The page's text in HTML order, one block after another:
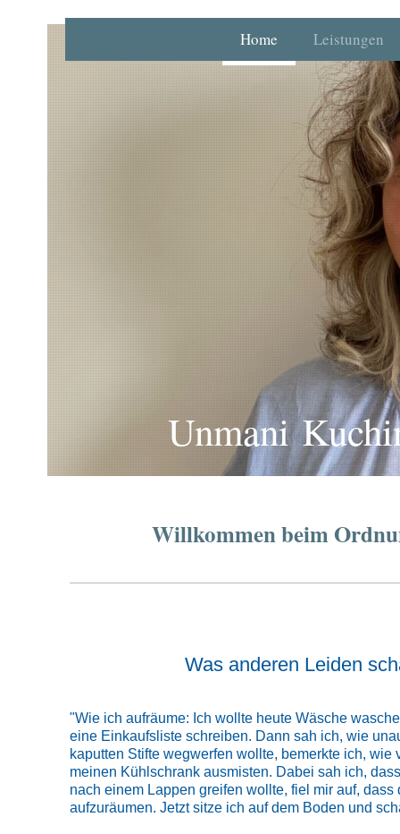
Home Leistungen
Unmani
Willkommen beim
Was anderen Leiden
"Wie ich aufräume: Ich wollte heute Wäsche
eine Einkaufsliste schreiben. Dann sah ich, wie
kaputten Stifte wegwerfen wollte, bemerkte ich,
meinen Kühlschrank ausmisten. Dabei sah ich,
nach einem Lappen greifen wollte, fiel mir auf,
aufzuräumen. Jetzt sitze ich auf dem Boden und